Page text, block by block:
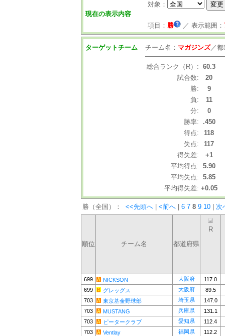
現在の表示内容
対象：
項目： 勝 ／ 表示範囲：
ターゲットチーム チーム名： マガジンズ／都
総合ランク（R）: 60.3
試合数:
20
勝:
9
負:
11
分:
0
勝率:
.450
得点:
118
失点:
117
得失差:
+1
平均得点: 5.90
平均失点: 5.85
平均得失差: +0.05
勝（全国）： <<先頭へ <前へ 6 7 8 9 10 次
順位 チーム名 都道府県
R
699 NICKSON 大阪府
117.0
699
グレッグス 大阪府
89.5
703
東京基金野球部 埼玉県
147.0
703
MUSTANG 兵庫県
131.1
703
ピータークラブ 愛知県
112.4
703
Ventlay 福岡県
112.2